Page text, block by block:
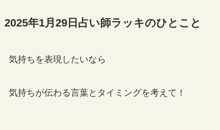
2025年1月29日占い師ラッキのひとこと
気持ちを表現したいなら
気持ちが伝わる言葉とタイミングを考えて！